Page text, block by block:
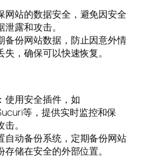
网站的数据安全，避免因安全
露和攻击。
备份网站数据，防止因意外情
，确保可以快速恢复。
使用安全插件，如
等，提供实时监控和保
。
自动备份系统，定期备份网站
储在安全的外部位置。